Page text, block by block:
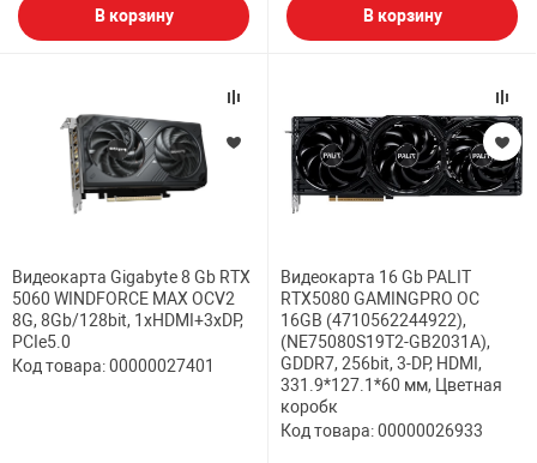
В корзину В корзину
Видеокарта Gigabyte 8 Gb RTX
5060 WINDFORCE MAX OCV2
8G, 8Gb/128bit, 1хHDMI+3xDP,
PCIe5.0
Код товара: 00000027401
Видеокарта 16 Gb PALIT
RTX5080 GAMINGPRO OC
16GB (4710562244922),
(NE75080S19T2-GB2031A),
GDDR7, 256bit, 3-DP, HDMI,
331.9*127.1*60 мм, Цветная
коробк
Код товара: 00000026933